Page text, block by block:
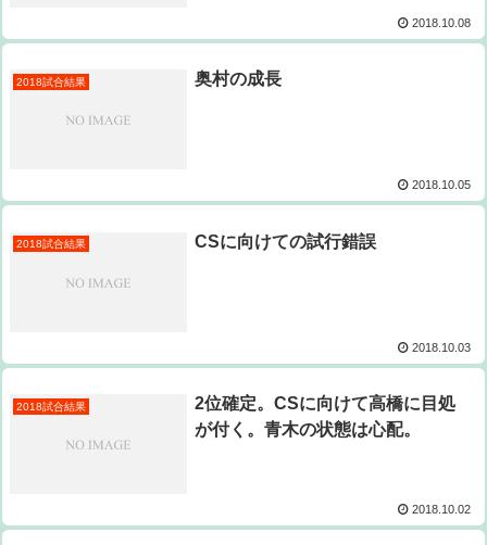
2018.10.08
2018試合結果 奥村の成長
2018.10.05
2018試合結果 CSに向けての試行錯誤
2018.10.03
2018試合結果
2位確定。CSに向けて高橋に目処
が付く。青木の状態は心配。
2018.10.02